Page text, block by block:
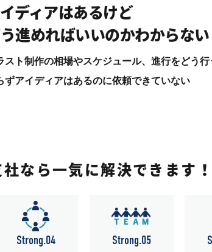
ディアはあるけど
進めればいいのかわからない
スト制作の相場やスケジュール、進行をどう
ずアイディアはあるのに依頼できていない
なら一気に解決できます！
Strong.04 Strong.05